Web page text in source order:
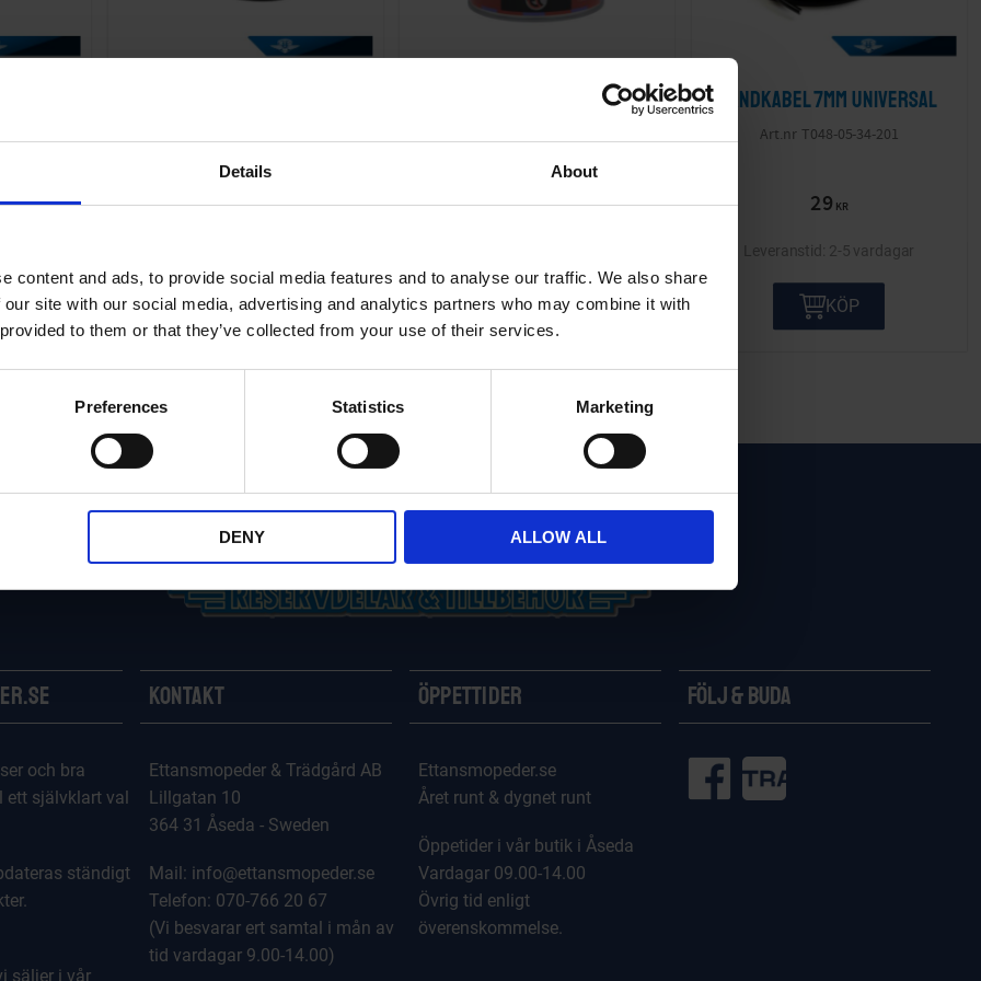
Details About
content and ads, to provide social media features and to analyse our traffic. We also share
site with our social media, advertising and analytics partners who may combine it with
to them or that they’ve collected from your use of their services.
Preferences Statistics Marketing
DENY ALLOW ALL
29KR
KÖP
Tanksealer Rust arrestor
280800
395KR
KÖP
Tändkabel 7mm Universal
T048-05-34-201
29 KR
2-5 vardagar
KÖP
och bra
ett självklart val
ständigt
säljer i vår
Kontakt
Ettansmopeder & Trädgård AB
Lillgatan 10
364 31 Åseda - Sweden
Mail: info@ettansmopeder.se
Telefon: 070-766 20 67
(Vi besvarar ert samtal i mån av
tid vardagar 9.00-14.00)
Öppettider
Ettansmopeder.se
Året runt & dygnet runt
Öppetider i vår butik i Åseda
Vardagar 09.00-14.00
Övrig tid enligt
överenskommelse.
Följ & Buda